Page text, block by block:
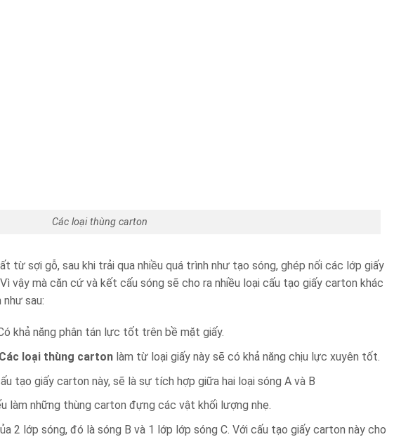
Các loại thùng carton
từ sợi gỗ, sau khi trải qua nhiều quá trình như tạo sóng, ghép nối các lớp giấy
vậy mà căn cứ và kết cấu sóng sẽ cho ra nhiều loại cấu tạo giấy carton khác
sau:
khả năng phân tán lực tốt trên bề mặt giấy.
Các loại thùng cartonlàm từ loại giấy này sẽ có khả năng chịu lực xuyên tốt.
tạo giấy carton này, sẽ là sự tích hợp giữa hai loại sóng A và B
làm những thùng carton đựng các vật khối lượng nhẹ.
2 lớp sóng, đó là sóng B và 1 lớp lớp sóng C. Với cấu tạo giấy carton này cho